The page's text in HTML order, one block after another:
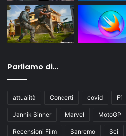
Parliamo di…
attualità Concerti covid F1
Jannik Sinner Marvel MotoGP
Recensioni Film Sanremo Sci